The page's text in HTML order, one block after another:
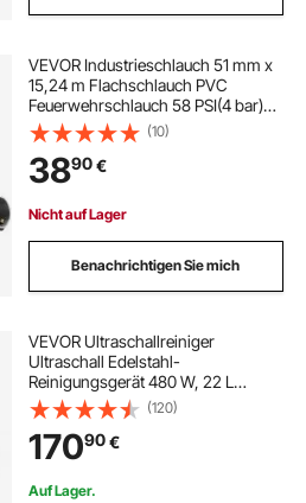
VEVOR Industrieschlauch 51 mm x
15,24 m Flachschlauch PVC
Feuerwehrschlauch 58 PSI(4 bar)
Arbeitsdruck Abwasserschlauch
174 PSI(12 bar) Berstdruck
Bauschlauch mit Camlock-C-/E-
Anschlüssen, 4 Klemmen
(10)
3890€
Nicht auf Lager
Benachrichtigen Sie mich
VEVOR Ultraschallreiniger
Ultraschall Edelstahl-
Reinigungsgerät 480 W, 22 L
Ultraschallreinigungsgerät mit
Digitaler Anzeige 0-30 Min,
Reinigung Ultraschall für Schmuck,
Brillen, Uhren usw.
(120)
17090€
Auf Lager.